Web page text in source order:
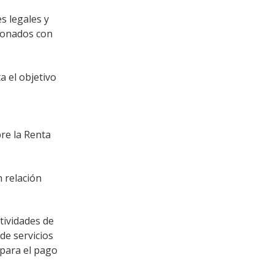
legales y
con
el objetivo
la Renta
relación
de
servicios
el pago